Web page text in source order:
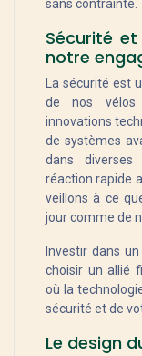
sans contrainte.
Sécurité
notre
La sécurité est
de nos vélos
innovations
de systèmes
dans
réaction rapide
veillons à ce
jour comme de
Investir dans
choisir un allié
où la
sécurité et de
Le design